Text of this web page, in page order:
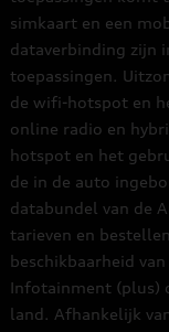
simkaart en een
dataverbinding zijn
toepassingen.
de wifi-hotspot en
online radio en
hotspot en het
de in de auto
databundel van de
tarieven en
beschikbaarheid
Infotainment (plus)
land. Afhankelijk